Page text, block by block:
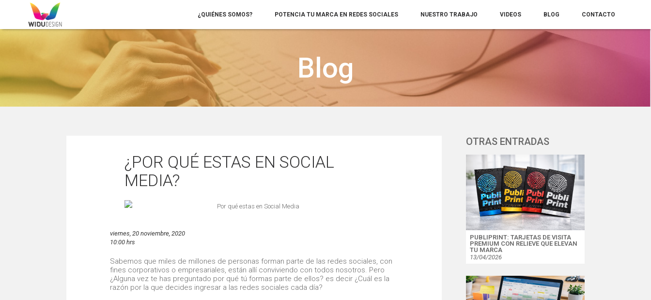
¿QUIÉNES SOMOS? POTENCIA TU MARCA EN REDES SOCIALES NUESTRO TRABAJO VIDEOS BLOG CONTACTO
Blog
¿POR QUÉ ESTAS EN SOCIAL
MEDIA?
viernes, 20 noviembre, 2020
10:00 hrs
Sabemos que miles de millones de personas forman parte de las redes sociales, con
fines corporativos o empresariales, están allí conviviendo con todos nosotros. Pero
¿Alguna vez te has preguntado por qué tú formas parte de ellos? es decir ¿Cuál es la
razón por la que decides ingresar a las redes sociales cada día?
OTRAS ENTRADAS
PUBLIPRINT: TARJETAS DE VISITA
PREMIUM CON RELIEVE QUE ELEVAN
TU MARCA
13/04/2026